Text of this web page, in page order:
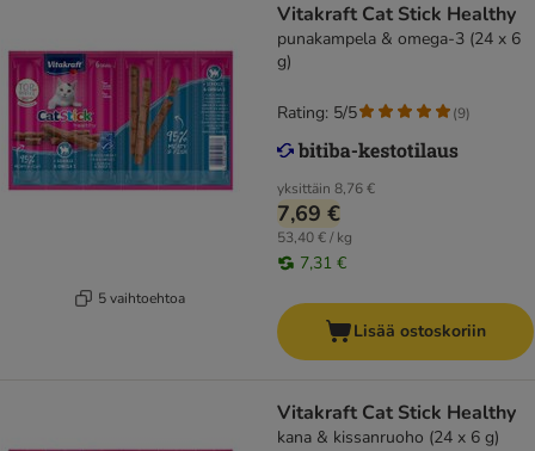
5 vaihtoehtoa
Vitakraft Cat Stick Healthy
punakampela & omega-3 (24 x 6
g)
yksittäin 8,76 €
7,69 €
53,40 € / kg
7,31 €
Rating: 5/5 (9)
Lisää ostoskoriin
Vitakraft Cat Stick Healthy
kana & kissanruoho (24 x 6 g)